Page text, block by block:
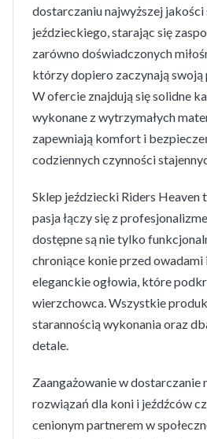
dostarczaniu najwyższej
jeździeckiego, starając się
zarówno doświadczonych
którzy dopiero zaczynają swoją
W ofercie znajdują się solidne
wykonane z wytrzymałych
zapewniają komfort i
codziennych czynności
Sklep jeździecki Riders Heaven
pasja łączy się z
dostępne są nie tylko
chroniące konie przed owadami
eleganckie ogłowia, które
wierzchowca. Wszystkie
starannością wykonania oraz
detale.
Zaangażowanie w dostarczanie
rozwiązań dla koni i jeźdźców
cenionym partnerem w